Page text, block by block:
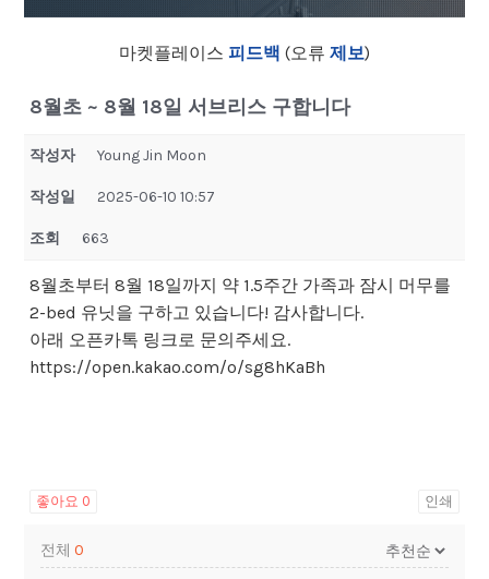
마켓플레이스 피드백 (오류 제보)
8월초 ~ 8월 18일 서브리스 구합니다
작성자 Young Jin Moon
작성일 2025-06-10 10:57
조회 663
8월초부터 8월 18일까지 약 1.5주간 가족과 잠시 머무를
2-bed 유닛을 구하고 있습니다! 감사합니다.
아래 오픈카톡 링크로 문의주세요.
https://open.kakao.com/o/sg8hKaBh
좋아요 0 인쇄
전체0